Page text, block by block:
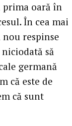
prima oară în
În cea mai
respinse
să
germană
că este de
că sunt